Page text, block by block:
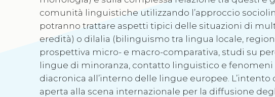
comunità linguistiche utilizzando l’approccio
potranno trattare aspetti tipici delle situazioni di
eredità) o dilalia (bilinguismo tra lingua locale,
prospettiva micro- e macro-comparativa, studi su
lingue di minoranza, contatto linguistico e
diacronica all’interno delle lingue europee.
aperta alla scena internazionale per la diffusione